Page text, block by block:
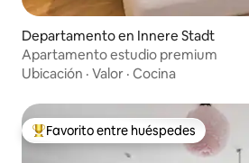
Departamento en Innere Stadt
Apartamento estudio premium
Ubicación · Valor · Cocina
De los mejores en Favorito entre
Favorito entre huéspedes